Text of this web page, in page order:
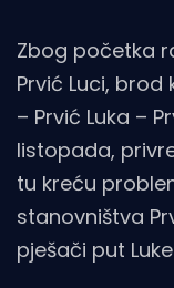
Zbog početka
Prvić Luci, brod
– Prvić Luka –
listopada,
tu kreću
stanovništva
pješači put